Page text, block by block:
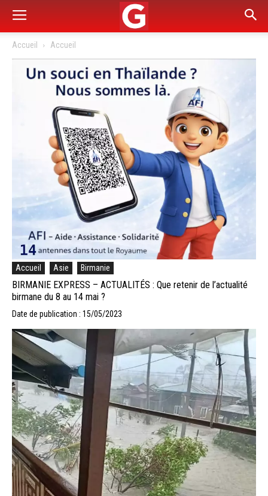
Accueil Accueil
Accueil Asie Birmanie
BIRMANIE EXPRESS – ACTUALITÉS : Que retenir de l’actualité
birmane du 8 au 14 mai ?
Date de publication : 15/05/2023